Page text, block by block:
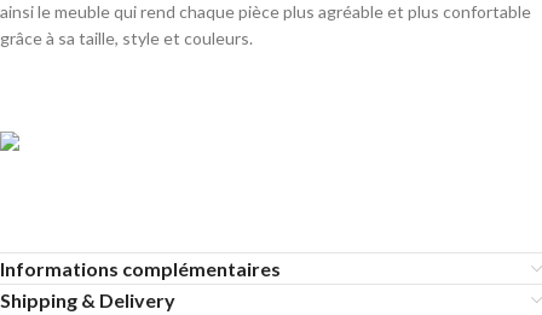
ainsi le meuble qui rend chaque pièce plus agréable et plus confortable
grâce à sa taille, style et couleurs.
Informations complémentaires
Shipping & Delivery